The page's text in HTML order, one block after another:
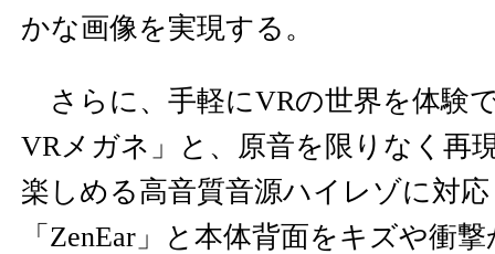
かな画像を実現する。
さらに、手軽にVRの世界を体験
VRメガネ」と、原音を限りなく再
楽しめる高音質音源ハイレゾに対
「ZenEar」と本体背面をキズや衝